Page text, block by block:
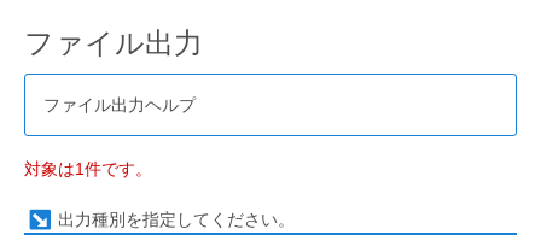
ファイル出力
ファイル出力ヘルプ
対象は1件です。
出力種別を指定してください。